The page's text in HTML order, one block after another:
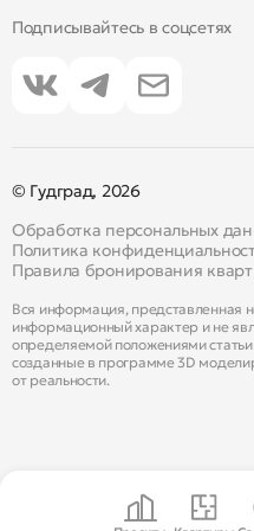
Подписывайтесь в соцсетях
© Гудград, 2026
Обработка персональных
Политика
Правила бронирования
Вся информация, представленная
информационный характер и не
определяемой положениями
созданные в программе 3D
от реальности.